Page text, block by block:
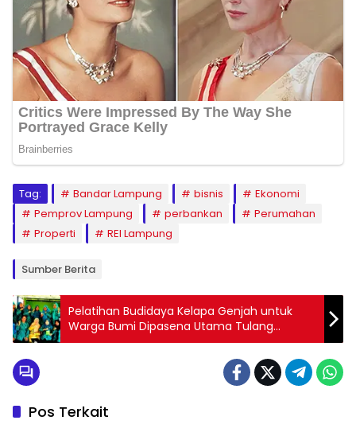
Tag: Bandar Lampung bisnis
Ekonomi
Pemprov Lampung
perbankan
Perumahan
Properti
REI Lampung
Sumber Berita
Pelatihan Budidaya Kelapa Genjah untuk
Warga Bumi Dipasena Utama Tulang
Bawang
Pos Terkait